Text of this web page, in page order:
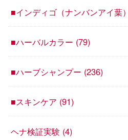
■インディゴ（ナンバンアイ葉）
■ハーバルカラー (79)
■ハーブシャンプー (236)
■スキンケア (91)
ヘナ検証実験 (4)